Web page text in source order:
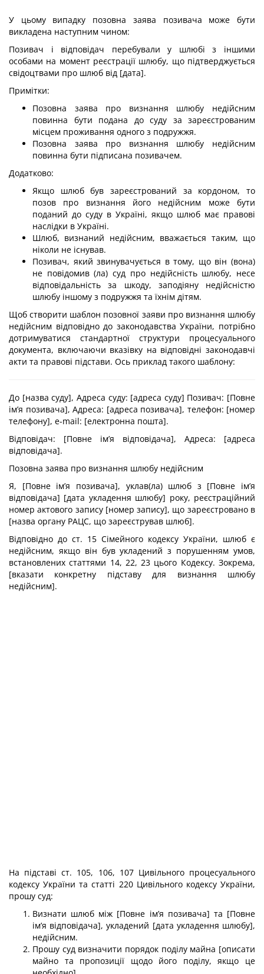
У цьому випадку позовна заява позивача може бути
викладена наступним чином:
Позивач і відповідач перебували у шлюбі з іншими
особами на момент реєстрації шлюбу, що підтверджується
свідоцтвами про шлюб від [дата].
Примітки:
Позовна заява про визнання шлюбу недійсним
повинна бути подана до суду за зареєстрованим
місцем проживання одного з подружжя.
Позовна заява про визнання шлюбу недійсним
повинна бути підписана позивачем.
Додатково:
Якщо шлюб був зареєстрований за кордоном, то
позов про визнання його недійсним може бути
поданий до суду в Україні, якщо шлюб має правові
наслідки в Україні.
Шлюб, визнаний недійсним, вважається таким, що
ніколи не існував.
Позивач, який звинувачується в тому, що він (вона)
не повідомив (ла) суд про недійсність шлюбу, несе
відповідальність за шкоду, заподіяну недійсністю
шлюбу іншому з подружжя та їхнім дітям.
Щоб створити шаблон позовної заяви про визнання шлюбу
недійсним відповідно до законодавства України, потрібно
дотримуватися стандартної структури процесуального
документа, включаючи вказівку на відповідні законодавчі
акти та правові підстави. Ось приклад такого шаблону:
До [назва суду], Адреса суду: [адреса суду] Позивач: [Повне
ім’я позивача], Адреса: [адреса позивача], телефон: [номер
телефону], е-mail: [електронна пошта].
Відповідач: [Повне ім’я відповідача], Адреса: [адреса
відповідача].
Позовна заява про визнання шлюбу недійсним
Я, [Повне ім’я позивача], уклав(ла) шлюб з [Повне ім’я
відповідача] [дата укладення шлюбу] року, реєстраційний
номер актового запису [номер запису], що зареєстровано в
[назва органу РАЦС, що зареєстрував шлюб].
Відповідно до ст. 15 Сімейного кодексу України, шлюб є
недійсним, якщо він був укладений з порушенням умов,
встановлених статтями 14, 22, 23 цього Кодексу. Зокрема,
[вказати конкретну підставу для визнання шлюбу
недійсним].
На підставі ст. 105, 106, 107 Цивільного процесуального
кодексу України та статті 220 Цивільного кодексу України,
прошу суд:
Визнати шлюб між [Повне ім’я позивача] та [Повне
ім’я відповідача], укладений [дата укладення шлюбу],
недійсним.
Прошу суд визначити порядок поділу майна [описати
майно та пропозиції щодо його поділу, якщо це